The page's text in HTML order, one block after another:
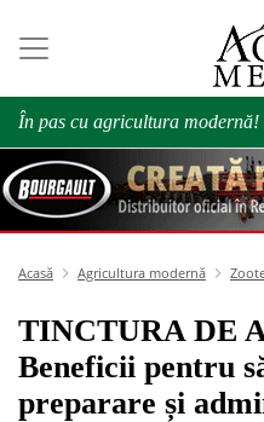
În pas cu agricultura modernă!
Acasă Agricultura modernă
TINCTURA DE
Beneficii pentru
preparare și